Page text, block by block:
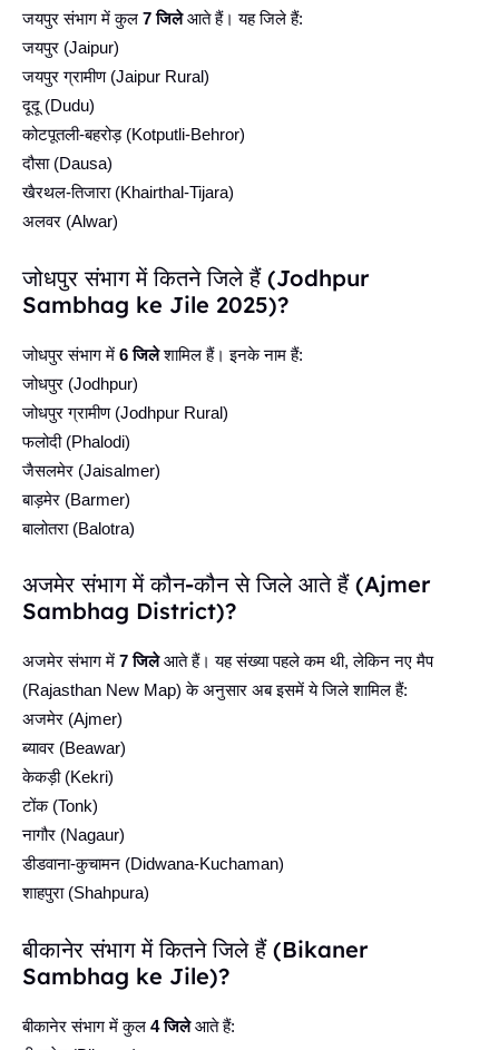
जयपुर संभाग में कुल 7 जिलेआते हैं। यह जिले हैं:
जयपुर (Jaipur)
जयपुर ग्रामीण (Jaipur Rural)
दूदू (Dudu)
कोटपूतली-बहरोड़ (Kotputli-Behror)
दौसा (Dausa)
खैरथल-तिजारा (Khairthal-Tijara)
अलवर (Alwar)
जोधपुर संभाग में कितने जिले हैं (Jodhpur
Sambhag ke Jile 2025)?
जोधपुर संभाग में 6 जिलेशामिल हैं। इनके नाम हैं:
जोधपुर (Jodhpur)
जोधपुर ग्रामीण (Jodhpur Rural)
फलोदी (Phalodi)
जैसलमेर (Jaisalmer)
बाड़मेर (Barmer)
बालोतरा (Balotra)
अजमेर संभाग में कौन-कौन से जिले आते हैं (Ajmer
Sambhag District)?
अजमेर संभाग में 7 जिलेआते हैं। यह संख्या पहले कम थी, लेकिन नए मैप
(Rajasthan New Map) के अनुसार अब इसमें ये जिले शामिल हैं:
अजमेर (Ajmer)
ब्यावर (Beawar)
केकड़ी (Kekri)
टोंक (Tonk)
नागौर (Nagaur)
डीडवाना-कुचामन (Didwana-Kuchaman)
शाहपुरा (Shahpura)
बीकानेर संभाग में कितने जिले हैं (Bikaner
Sambhag ke Jile)?
बीकानेर संभाग में कुल 4 जिलेआते हैं: